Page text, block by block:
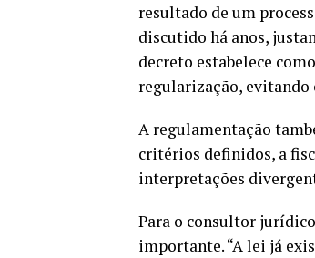
resultado de um
discutido há anos,
decreto estabelece
regularização, evitando
A regulamentação
critérios definidos, a
interpretações
Para o consultor
importante. “A lei já